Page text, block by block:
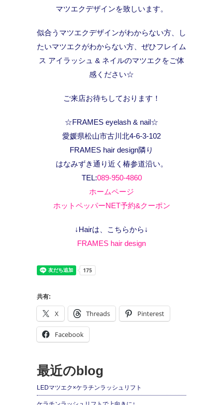
マツエクデザインを致しいます。
似合うマツエクデザインがわからない方、し
たいマツエクがわからない方、ぜひフレイム
ス アイラッシュ & ネイルのマツエクをご体
感ください☆
ご来店お待ちしております！
☆FRAMES eyelash & nail☆
愛媛県松山市古川北4-6-3-102
FRAMES hair design隣り
はなみずき通り近く椿参道沿い。
TEL:089-950-4860
ホームページ
ホットペッパーNET予約&クーポン
↓Hairは、こちらから↓
FRAMES hair design
共有:
X Threads Pinterest
Facebook
最近のblog
LEDマツエク×ケラチンラッシュリフト